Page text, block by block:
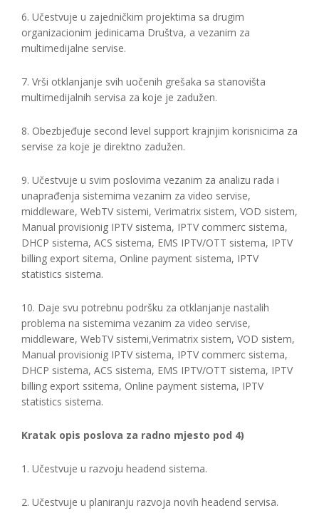
6. Učestvuje u zajedničkim projektima sa drugim
organizacionim jedinicama Društva, a vezanim za
multimedijalne servise.
7. Vrši otklanjanje svih uočenih grešaka sa stanovišta
multimedijalnih servisa za koje je zadužen.
8. Obezbjeđuje second level support krajnjim korisnicima za
servise za koje je direktno zadužen.
9. Učestvuje u svim poslovima vezanim za analizu rada i
unaprađenja sistemima vezanim za video servise,
middleware, WebTV sistemi, Verimatrix sistem, VOD sistem,
Manual provisionig IPTV sistema, IPTV commerc sistema,
DHCP sistema, ACS sistema, EMS IPTV/OTT sistema, IPTV
billing export sitema, Online payment sistema, IPTV
statistics sistema.
10. Daje svu potrebnu podršku za otklanjanje nastalih
problema na sistemima vezanim za video servise,
middleware, WebTV sistemi,Verimatrix sistem, VOD sistem,
Manual provisionig IPTV sistema, IPTV commerc sistema,
DHCP sistema, ACS sistema, EMS IPTV/OTT sistema, IPTV
billing export ssitema, Online payment sistema, IPTV
statistics sistema.
Kratak opis poslova za radno mjesto pod 4)
1. Učestvuje u razvoju headend sistema.
2. Učestvuje u planiranju razvoja novih headend servisa.